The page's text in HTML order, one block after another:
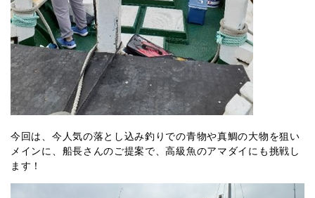
今回は、今人気の落とし込み釣りでの青物や真鯛の大物を狙い
メインに、船長さんのご提案で、高級魚のアマダイにも挑戦し
ます！